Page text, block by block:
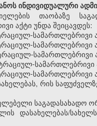
ინდივიდუალური
თაობაზე
აქტი უნდა შეიცავდეს:
-სამართლებრივი
-სამართლებრივი
-სამართლებრივი
-სამართლებრივი
-სამართლებრივი
, რის
საგადასახადო
დასახელებას/სახელს